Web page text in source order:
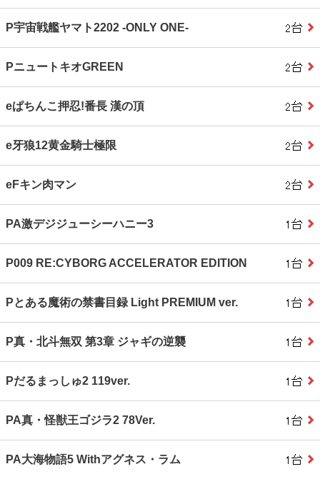
P宇宙戦艦ヤマト2202 ‐ONLY ONE‐
PニュートキオGREEN
eぱちんこ押忍!番長 漢の頂
e牙狼12黄金騎士極限
eFキン肉マン
PA激デジジューシーハニー3
P009 RE:CYBORG ACCELERATOR EDITION
Pとある魔術の禁書目録 Light PREMIUM ver.
P真・北斗無双 第3章 ジャギの逆襲
Pだるまっしゅ2 119ver.
PA真・怪獣王ゴジラ2 78Ver.
PA大海物語5 Withアグネス・ラム